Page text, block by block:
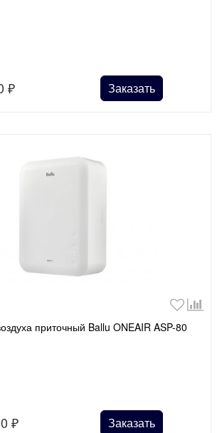
₽ Заказать
приточный Ballu ONEAIR ASP-80
₽ Заказать